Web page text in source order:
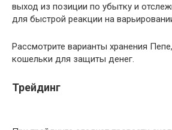
выход из позиции по убытку и
для быстрой реакции на
Рассмотрите варианты хранения
кошельки для защиты денег.
Трейдинг